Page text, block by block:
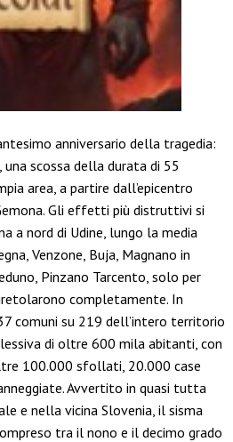
anniversario della tragedia:
scossa della durata di 55
area, a partire dall’epicentro
Gli effetti più distruttivi si
a nord di Udine, lungo la media
Venzone, Buja, Magnano in
Pinzano Tarcento, solo per
completamente. In
comuni su 219 dell’intero territorio
di oltre 600 mila abitanti, con
100.000 sfollati, 20.000 case
Avvertito in quasi tutta
e nella vicina Slovenia, il sisma
tra il nono e il decimo grado